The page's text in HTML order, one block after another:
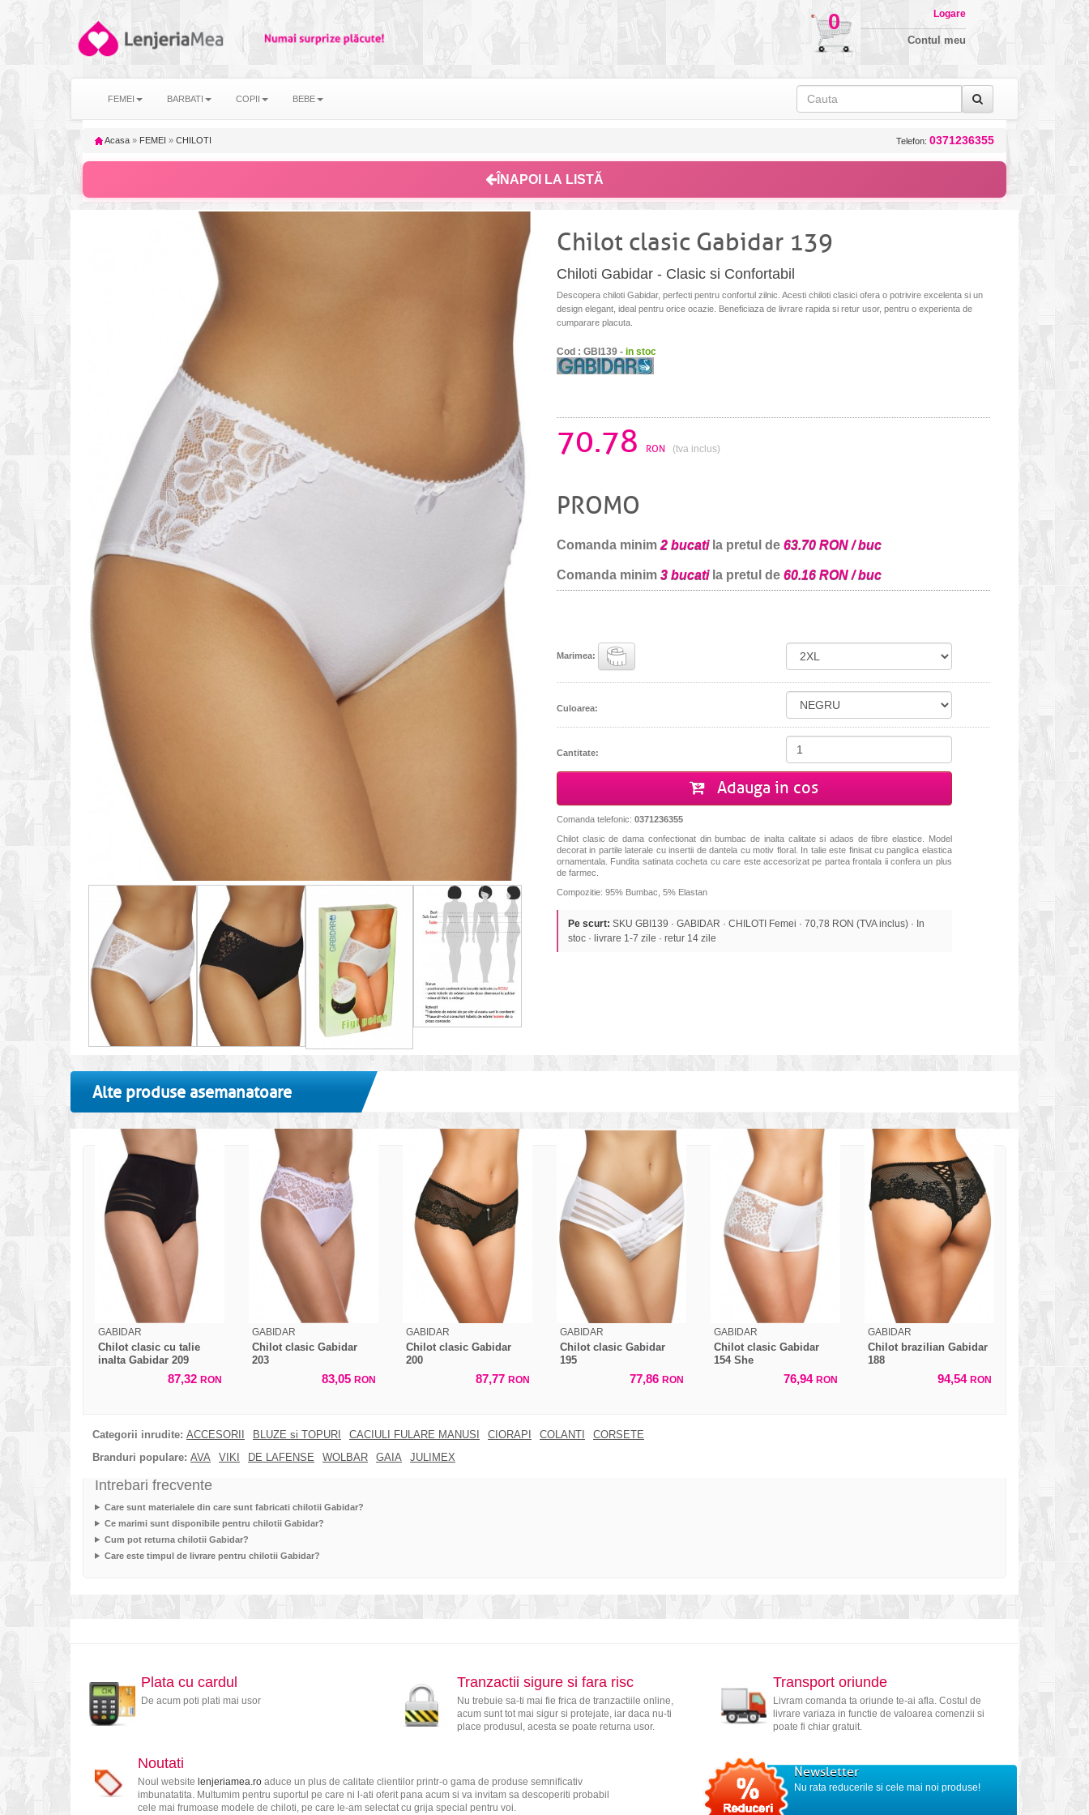
0 Logare
Contul meu
FEMEI BARBATI COPII BEBE
Acasa » FEMEI » CHILOTI Telefon: 0371236355
ÎNAPOI LA LISTĂ
Chilot clasic Gabidar 139
Chiloti Gabidar - Clasic si Confortabil
Descopera chiloti Gabidar, perfecti pentru confortul zilnic. Acesti chiloti clasici ofera o potrivire excelenta si un
design elegant, ideal pentru orice ocazie. Beneficiaza de livrare rapida si retur usor, pentru o experienta de
cumparare placuta.
Cod : GBI139 - in stoc
70.78 RON (tva inclus)
PROMO
Comanda minim 2 bucatila pretul de 63.70 RON / buc
Comanda minim 3 bucatila pretul de 60.16 RON / buc
Marimea:
Culoarea:
Cantitate:
Adauga in cos
Comanda telefonic: 0371236355
Chilot clasic de dama confectionat din bumbac de inalta calitate si adaos de fibre elastice. Model
decorat in partile laterale cu insertii de dantela cu motiv floral. In talie este finisat cu panglica elastica
ornamentala. Fundita satinata cocheta cu care este accesorizat pe partea frontala ii confera un plus
de farmec.
Compozitie: 95% Bumbac, 5% Elastan
Pe scurt: SKU GBI139 · GABIDAR · CHILOTI Femei · 70,78 RON (TVA inclus) · In
stoc · livrare 1-7 zile · retur 14 zile
Alte produse asemanatoare
GABIDAR
Chilot clasic cu talie
inalta Gabidar 209
87,32 RON
GABIDAR
Chilot clasic Gabidar
203
83,05 RON
GABIDAR
Chilot clasic Gabidar
200
87,77 RON
GABIDAR
Chilot clasic Gabidar
195
77,86 RON
GABIDAR
Chilot clasic Gabidar
154 She
76,94 RON
GABIDAR
Chilot brazilian Gabidar
188
94,54 RON
Categorii inrudite: ACCESORII BLUZE si TOPURI CACIULI FULARE MANUSI CIORAPI COLANTI
CORSETE
Branduri populare: AVA VIKI DE LAFENSE WOLBAR GAIA JULIMEX
Intrebari frecvente
Care sunt materialele din care sunt fabricati chilotii Gabidar?
Ce marimi sunt disponibile pentru chilotii Gabidar?
Cum pot returna chilotii Gabidar?
Care este timpul de livrare pentru chilotii Gabidar?
Plata cu cardul
De acum poti plati mai usor
Tranzactii sigure si fara risc
Nu trebuie sa-ti mai fie frica de tranzactiile online,
acum sunt tot mai sigur si protejate, iar daca nu-ti
place produsul, acesta se poate returna usor.
Transport oriunde
Livram comanda ta oriunde te-ai afla. Costul de
livrare variaza in functie de valoarea comenzii si
poate fi chiar gratuit.
Noutati
Noul website lenjeriamea.roaduce un plus de calitate clientilor printr-o gama de produse semnificativ
imbunatatita. Multumim pentru suportul pe care ni l-ati oferit pana acum si va invitam sa descoperiti probabil
cele mai frumoase modele de chiloti, pe care le-am selectat cu grija special pentru voi.
Newsletter
Nu rata reducerile si cele mai noi produse!